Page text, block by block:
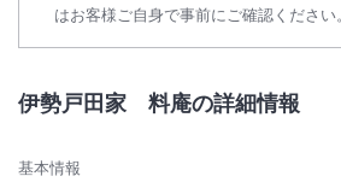
はお客様ご自身で事前にご確認ください。
伊勢戸田家 料庵の詳細情報
基本情報